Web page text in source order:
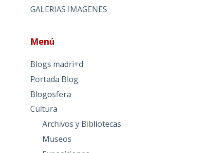
GALERIAS IMAGENES
Menú
Blogs madri+d
Portada Blog
Blogosfera
Cultura
Archivos y Bibliotecas
Museos